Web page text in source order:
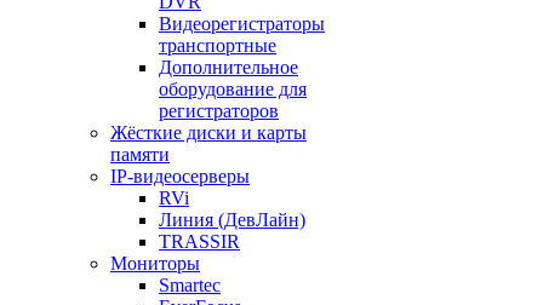
Видеорегистраторы
транспортные
Дополнительное
оборудование для
регистраторов
Жёсткие диски и карты
памяти
IP-видеосерверы
RVi
Линия (ДевЛайн)
TRASSIR
Мониторы
Smartec